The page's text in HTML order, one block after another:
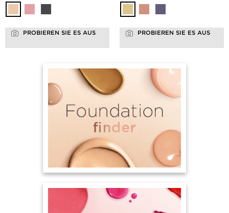
PROBIEREN SIE ES AUS PROBIEREN SIE ES AUS